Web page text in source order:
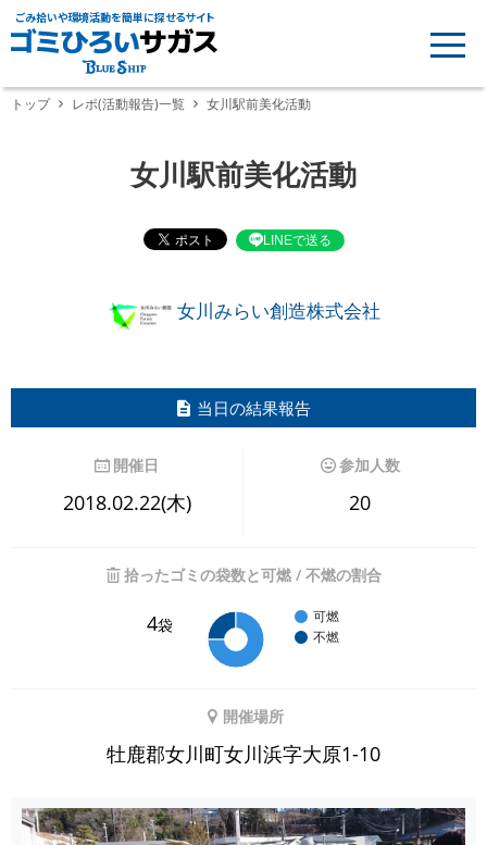
ごみ拾いや環境活動を簡単に探せるサイト
トップ レポ(活動報告)一覧 女川駅前美化活動
女川駅前美化活動
LINEで送る
女川みらい創造株式会社
当日の結果報告
開催日
2018.02.22(木)
参加人数
20
拾ったゴミの袋数と可燃 / 不燃の割合
4袋
可燃
不燃
開催場所
牡鹿郡女川町女川浜字大原1-10